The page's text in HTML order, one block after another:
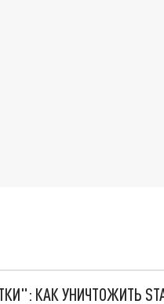
КАК УНИЧТОЖИТЬ